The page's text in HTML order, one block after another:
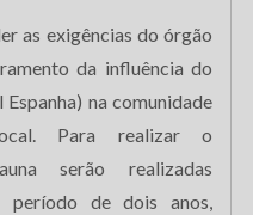
as exigências do órgão
da influência do
na comunidade
Para realizar o
serão realizadas
período de dois anos,